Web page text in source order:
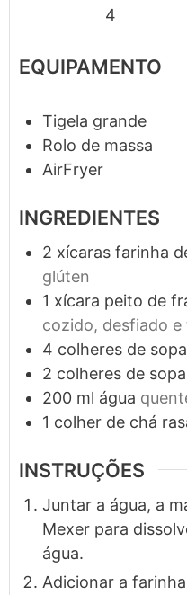
4
EQUIPAMENTO
Tigela grande
Rolo de massa
AirFryer
INGREDIENTES
2 xícaras farinha
glúten
1 xícara peito de
cozido, desfiado e
4 colheres de sopa
2 colheres de sopa
200 ml água
1 colher de chá
INSTRUÇÕES
Juntar a água, a
Mexer para
água.
Adicionar a